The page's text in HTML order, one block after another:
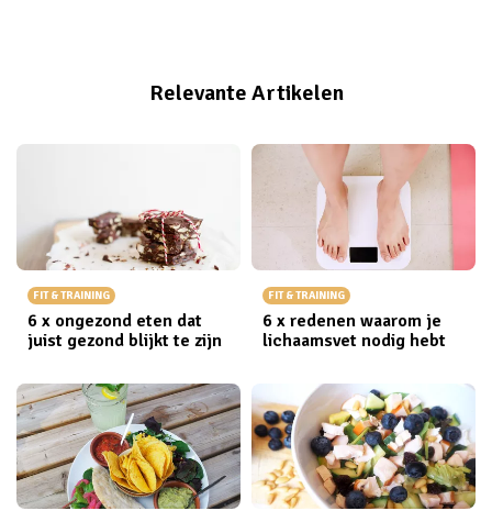
Relevante Artikelen
FIT & TRAINING
6 x ongezond eten dat
juist gezond blijkt te zijn
FIT & TRAINING
6 x redenen waarom je
lichaamsvet nodig hebt